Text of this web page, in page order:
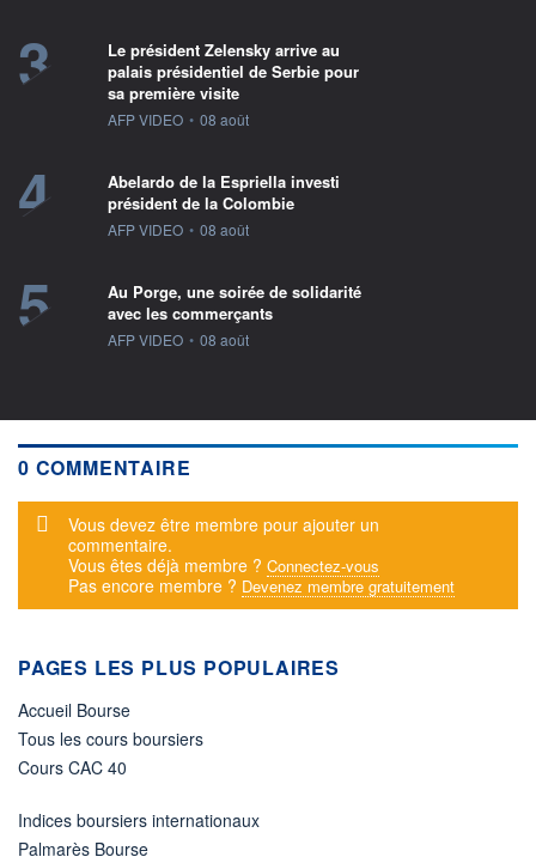
3
Le président Zelensky arrive au
palais présidentiel de Serbie pour
sa première visite
information fournie par
AFP VIDEO • 08 août
4
Abelardo de la Espriella investi
président de la Colombie
information fournie par
AFP VIDEO • 08 août
5
Au Porge, une soirée de solidarité
avec les commerçants
information fournie par
AFP VIDEO • 08 août
0 COMMENTAIRE
Message d'alerte
Vous devez être membre pour ajouter un
commentaire.
Vous êtes déjà membre ? Connectez-vous
Pas encore membre ? Devenez membre gratuitement
PAGES LES PLUS POPULAIRES
Accueil Bourse
Tous les cours boursiers
Cours CAC 40
Indices boursiers internationaux
Palmarès Bourse